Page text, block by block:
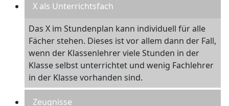
X als Unterrichtsfach
Das X im Stundenplan kann individuell für alle
Fächer stehen. Dieses ist vor allem dann der Fall,
wenn der Klassenlehrer viele Stunden in der
Klasse selbst unterrichtet und wenig Fachlehrer
in der Klasse vorhanden sind.
Zeugnisse